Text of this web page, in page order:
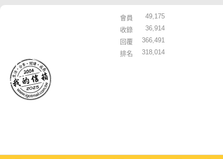
會員
49,175
收錄
36,914
回覆
366,491
排名
318,014